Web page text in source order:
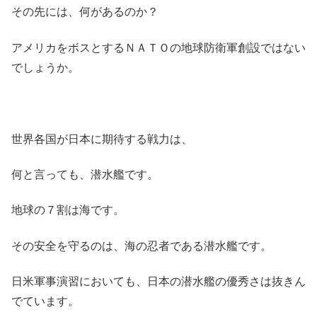
その先には、何があるのか？
アメリカをボスとするＮＡＴＯの地球防衛軍創設ではない
でしょうか。
世界各国が日本に期待する戦力は、
何と言っても、潜水艦です。
地球の７割は海です。
その安全を守るのは、海の忍者である潜水艦です。
日米軍事演習においても、日本の潜水艦の優秀さは抜きん
でています。